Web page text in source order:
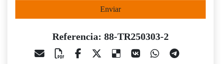
Enviar
Referencia: 88-TR250303-2